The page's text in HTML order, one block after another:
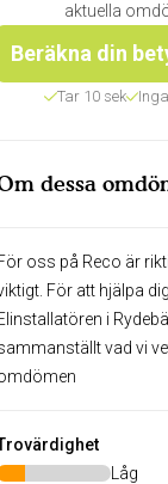
aktuella
Beräkna din
Tar 10 sek
dessa
oss på Reco är
För att hjälpa
i
vad vi
Låg